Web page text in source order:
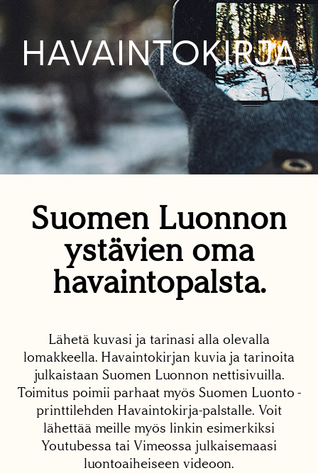
HAVAINTOKIRJA
Suomen Luonnon
ystävien oma
havaintopalsta.
Lähetä kuvasi ja tarinasi alla olevalla
lomakkeella. Havaintokirjan kuvia ja tarinoita
julkaistaan Suomen Luonnon nettisivuilla.
Toimitus poimii parhaat myös Suomen Luonto -
printtilehden Havaintokirja-palstalle. Voit
lähettää meille myös linkin esimerkiksi
Youtubessa tai Vimeossa julkaisemaasi
luontoaiheiseen videoon.